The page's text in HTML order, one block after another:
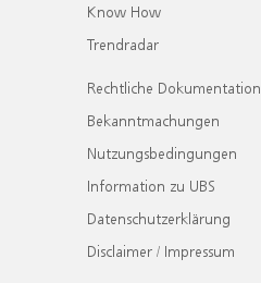
Know How
Trendradar
Rechtliche Dokumentation
Bekanntmachungen
Nutzungsbedingungen
Information zu UBS
Datenschutzerklärung
Disclaimer / Impressum